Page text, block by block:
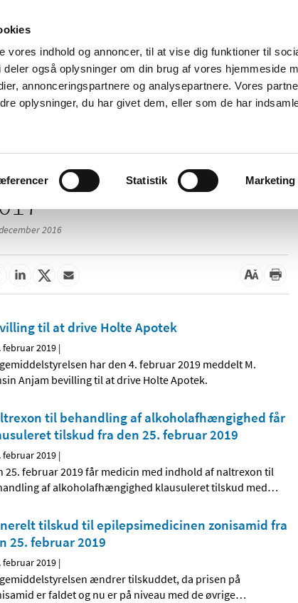
vores indhold og annoncer, til at vise dig funktioner til
også oplysninger om din brug af vores hjemmeside
annonceringspartnere og analysepartnere. Vores
oplysninger, du har givet dem, eller som de har
Statistik Marketing
Nyheder Om os Kontakt
Tilskud og
Apoteker og salg af
2016
til at drive Holte Apotek
februar 2019 |
har den 4. februar 2019 meddelt M.
Anjam bevilling til at drive Holte Apotek.
til behandling af alkoholafhængighed får
tilskud fra den 25. februar 2019
februar 2019 |
25. februar 2019 får medicin med indhold af naltrexon til
af alkoholafhængighed klausuleret tilskud med…
tilskud til epilepsimedicinen zonisamid fra
25. februar 2019
februar 2019 |
ændrer tilskuddet, da prisen på
er faldet og nu er på niveau med de øvrige…